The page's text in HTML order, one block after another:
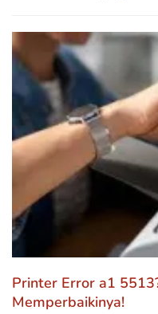
Printer Error a1
Memperbaikinya!